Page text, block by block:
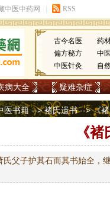
古今名医 药
偏方秘方
中
中医针灸
自
病大全 疑难杂症
医书籍-->褚氏遗书--> 《褚
《
氏父子护其石而其书始全，